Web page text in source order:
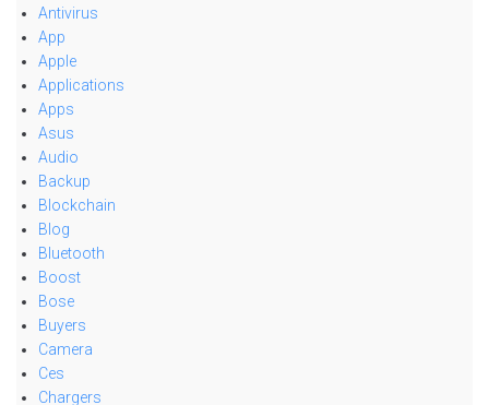
Antivirus
App
Apple
Applications
Apps
Asus
Audio
Backup
Blockchain
Blog
Bluetooth
Boost
Bose
Buyers
Camera
Ces
Chargers